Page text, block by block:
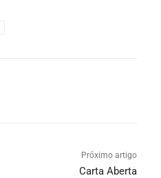
Próximo artigo
Carta Aberta